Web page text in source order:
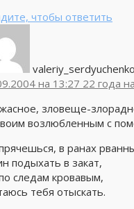
чтобы ответить
valeriy_serdyuchenko
на 13:27 22 года
зловеще-
возлюбленным с
в ранах
подыхать в закат,
следам кровавым,
тебя отыскать.